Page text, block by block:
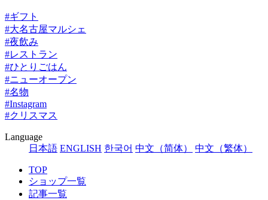
#ギフト
#大名古屋マルシェ
#夜飲み
#レストラン
#ひとりごはん
#ニューオープン
#名物
#Instagram
#クリスマス
Language
日本語 ENGLISH 한국어 中文（简体） 中文（繁体）
TOP
ショップ一覧
記事一覧